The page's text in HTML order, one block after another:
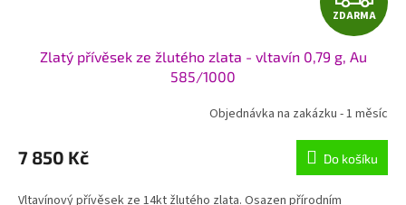
D
R
M
A
ZDARMA
Zlatý přívěsek ze žlutého zlata - vltavín 0,79 g, Au
585/1000
Objednávka na zakázku - 1 měsíc
7 850 Kč Do košíku
Vltavínový přívěsek ze 14kt žlutého zlata. Osazen přírodním